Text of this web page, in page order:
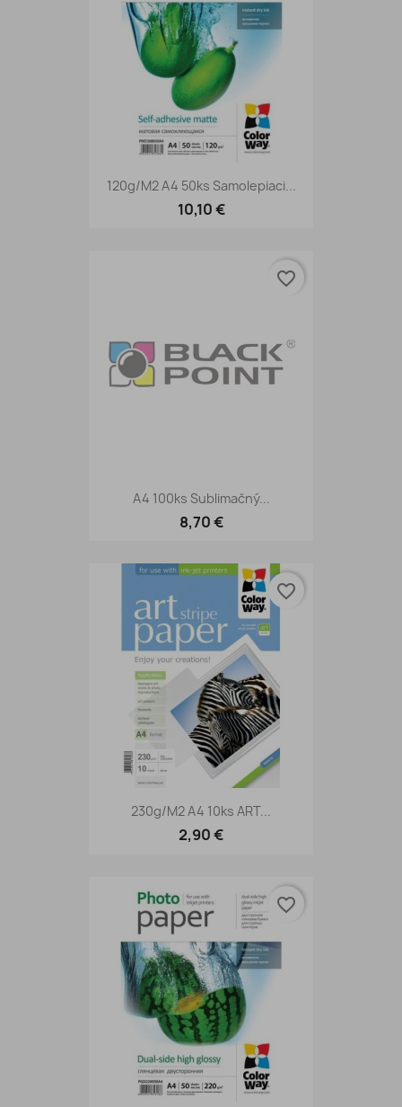
120g/m2 A4 50ks Samolepiaci...
10,10 €
A4 100ks Sublimačný...
8,70 €
favorite_border
230g/m2 A4 10ks ART...
2,90 €
favorite_border
favorite_border